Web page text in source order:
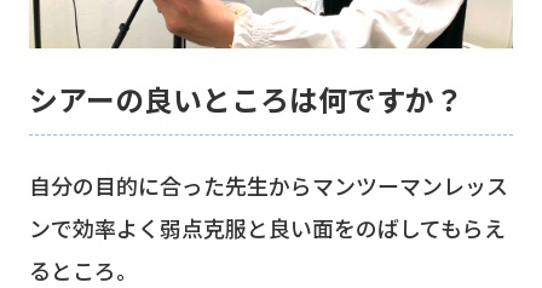
シアーの良いところは何ですか？
自分の目的に合った先生からマンツーマンレッス
ンで効率よく弱点克服と良い面をのばしてもらえ
るところ。